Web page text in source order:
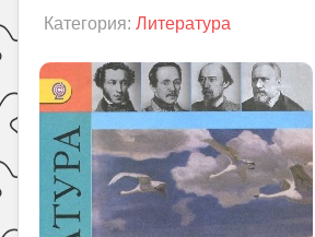
Праздники
Психология
Летом!
Поиск
Категория:Литература